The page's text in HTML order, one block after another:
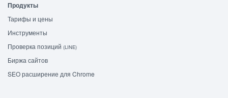
Продукты
Тарифы и цены
Инструменты
Проверка позиций (LINE)
Биржа сайтов
SEO расширение для Chrome